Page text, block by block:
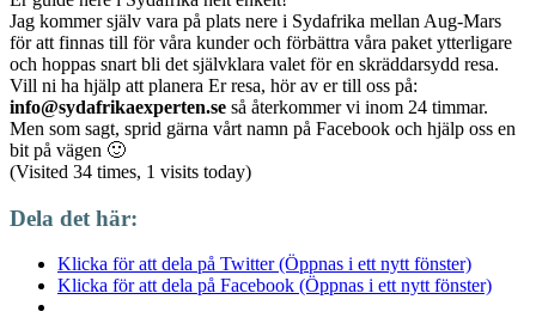
Jag kommer själv vara på plats nere i Sydafrika mellan Aug-Mars
för att finnas till för våra kunder och förbättra våra paket ytterligare
och hoppas snart bli det självklara valet för en skräddarsydd resa.
Vill ni ha hjälp att planera Er resa, hör av er till oss på:
info@sydafrikaexperten.se så återkommer vi inom 24 timmar.
Men som sagt, sprid gärna vårt namn på Facebook och hjälp oss en
bit på vägen 🙂
(Visited 34 times, 1 visits today)
Dela det här:
Klicka för att dela på Twitter (Öppnas i ett nytt fönster)
Klicka för att dela på Facebook (Öppnas i ett nytt fönster)